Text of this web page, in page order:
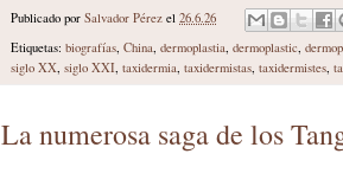
Publicado por Salvador Pérez el 26.6.26
Etiquetas: biografías, China, dermoplastia, dermoplastic,
siglo XX, siglo XXI, taxidermia, taxidermistas, taxidermistes,
La numerosa saga de los